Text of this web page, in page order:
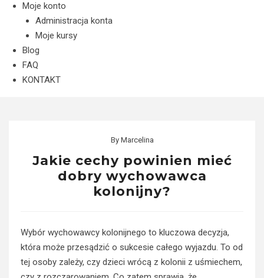
Moje konto
Administracja konta
Moje kursy
Blog
FAQ
KONTAKT
By Marcelina
Jakie cechy powinien mieć
dobry wychowawca
kolonijny?
Wybór wychowawcy kolonijnego to kluczowa decyzja,
która może przesądzić o sukcesie całego wyjazdu. To od
tej osoby zależy, czy dzieci wrócą z kolonii z uśmiechem,